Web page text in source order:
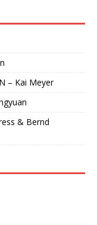
– Kai Meyer
& Bernd